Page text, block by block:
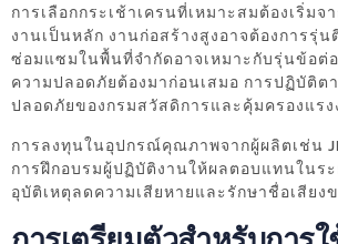
การเลือกกระเช้าเครนที่เหมาะสมต้องเริ่ม
งานเป็นหลัก งานก่อสร้างสูงอาจต้องการรุ่
ซ่อมแซมในพื้นที่จำกัดอาจเหมาะกับรุ่นข้อต่
ความปลอดภัยต้องมาก่อนเสมอ การปฏิบัติต
ปลอดภัยของกรมสวัสดิการและคุ้มครองแรง
การลงทุนในอุปกรณ์คุณภาพจากผู้ผลิตเช่น
การฝึกอบรมผู้ปฏิบัติงานให้ผลตอบแทนในร
อุบัติเหตุลดความเสียหายและรักษาชื่อเสียง